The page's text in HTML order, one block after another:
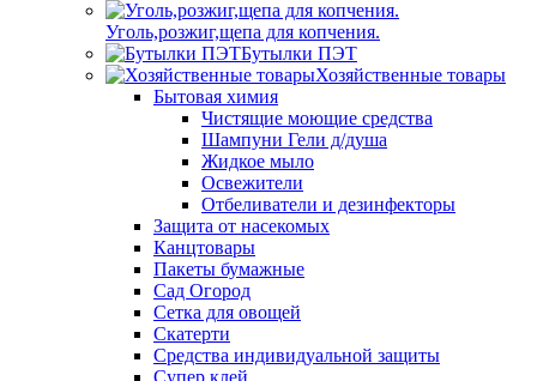
Уголь,розжиг,щепа для копчения.
Бутылки ПЭТ
Хозяйственные товары
Бытовая химия
Чистящие моющие средства
Шампуни Гели д/душа
Жидкое мыло
Освежители
Отбеливатели и дезинфекторы
Защита от насекомых
Канцтовары
Пакеты бумажные
Сад Огород
Сетка для овощей
Скатерти
Средства индивидуальной защиты
Супер клей